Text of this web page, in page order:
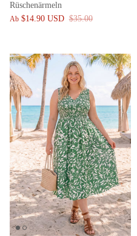
Rüschenärmeln
Ab $14.90 USD $35.00